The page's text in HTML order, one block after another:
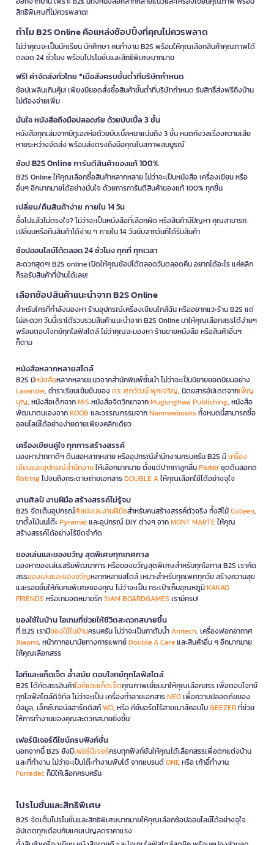
สิทธิพิเศษที่ไม่ควรพลาด!
ทำไม B2S Online คือแหล่งช้อปปิ้งที่คุณไม่ควรพลาด
ไม่ว่าคุณจะเป็นนักเรียน นักศึกษา คนทำงาน B2S พร้อมให้คุณเลือกสินค้าคุณภาพได้
ตลอด 24 ชั่วโมง พร้อมโปรโมชั่นและสิทธิพิเศษมากมาย
ฟรี! ค่าจัดส่งทั่วไทย *เมื่อสั่งครบขั้นต่ำที่บริษัทกำหนด
ช้อปเพลินเกินคุ้ม! เพียงมียอดสั่งซื้อสินค้าขั้นต่ำที่บริษัทกำหนด รับสิทธิ์ส่งฟรีถึงบ้าน
ไม่ต้องจ่ายเพิ่ม
มั่นใจ หนังสือถึงมือปลอดภัย ด้วยบับเบิ้ล 3 ชั้น
หนังสือทุกเล่มจากบีทูเอสห่อด้วยบับเบิ้ลหนาแน่นถึง 3 ชั้น หมดกังวลเรื่องความเสีย
หายระหว่างจัดส่ง พร้อมส่งตรงถึงมือคุณในสภาพสมบูรณ์
ช้อป B2S Online การันตีสินค้าของแท้ 100%
B2S Online ให้คุณเลือกซื้อสินค้าหลากหลาย ไม่ว่าจะเป็นหนังสือ เครื่องเขียน หรือ
อื่นๆ อีกมากมายได้อย่างมั่นใจ ด้วยการการันตีสินค้าของแท้ 100% ทุกชิ้น
เปลี่ยน/คืนสินค้าง่าย ภายใน 14 วัน
ซื้อไปแล้วไม่ตรงใจ? ไม่ว่าจะเป็นหนังสือที่เลือกผิด หรือสินค้ามีปัญหา คุณสามารถ
เปลี่ยนหรือคืนสินค้าได้ง่าย ๆ ภายใน 14 วันนับจากวันที่ได้รับสินค้า
ช้อปออนไลน์ได้ตลอด 24 ชั่วโมง ทุกที่ ทุกเวลา
สะดวกสุดๆ! B2S online เปิดให้คุณช้อปได้ตลอดวันตลอดคืน อยากได้อะไร แค่คลิก
ก็รอรับสินค้าที่บ้านได้เลย!
เลือกช้อปสินค้าแนะนำจาก B2S Online
สำหรับใครที่กำลังมองหา ร้านอุปกรณ์เครื่องเขียนใกล้ฉัน หรืออยากแวะร้าน B2S แต่
ไม่สะดวก วันนี้เราได้รวบรวมสินค้าแนะนำจาก B2S Online มาให้คุณเลือกสรรได้ง่ายๆ
พร้อมตอบโจทย์ทุกไลฟ์สไตล์ ไม่ว่าคุณจะมองหา ร้านขายหนังสือ หรือสินค้าอื่นๆ
ก็ตาม
หนังสือหลากหลายสไตล์
B2S มีหนังสือหลากหลายแนวจากสำนักพิมพ์ชั้นนำ ไม่ว่าจะเป็นนิยายยอดนิยมอย่าง
Lavender, ตำราเรียนเข้มข้นของดร. ศุภวัฒน์ พุกเจริญ, นิตยสารอัปเดตจากเพ็ญ
บุญ, หนังสือเด็กจากMIS หนังสือจิตวิทยาจากMugunghwa Publishing, หนังสือ
พัฒนาตนเองจากKOOB และวรรณกรรมจากNanmeebooks ทั้งหมดนี้สามารถซื้อ
ออนไลน์ได้อย่างง่ายดายเพียงคลิกเดียว
เครื่องเขียนคู่ใจ ทุกการสร้างสรรค์
มองหาปากกาดีๆ ดินสอหลากหลาย หรืออุปกรณ์สำนักงานครบครัน B2S มีเครื่อง
เขียนและอุปกรณ์สำนักงานให้เลือกมากมาย ตั้งแต่ปากกาลูกลื่นParkerชุดดินสอกด
Rotringไปจนถึงกระดาษถ่ายเอกสารDOUBLE Aให้คุณเลือกใช้ได้อย่างจุใจ
งานศิลป์ งานฝีมือ สร้างสรรค์ไม่รู้จบ
B2S จัดเต็มอุปกรณ์ศิลปะและงานฝีมือสำหรับคนสร้างสรรค์ตัวจริง ทั้งสีไม้Colleen,
ขาตั้งไม้บนโต๊ะPyramidและอุปกรณ์ DIY ต่างๆ จากMONT MARTEให้คุณ
สร้างสรรค์ได้อย่างไร้ขีดจำกัด
ของเล่นและของขวัญ สุดพิเศษทุกเทศกาล
มองหาของเล่นเสริมพัฒนาการ หรือของขวัญสุดพิเศษสำหรับทุกโอกาส B2S เราคัด
สรรของเล่นและของขวัญหลากหลายสไตล์ เหมาะสำหรับทุกเพศทุกวัย สร้างความสุข
และรอยยิ้มให้กับคนพิเศษของคุณ ไม่ว่าจะเป็น กระเป๋าเก็บอุณหภูมิKAKAO
FRIENDS หรือเกมจดหมายรักSIAM BOARDGAMES เรามีครบ!
ของใช้ในบ้าน ไอเทมที่ช่วยให้ชีวิตสะดวกสบายขึ้น
ที่ B2S เรามีของใช้ในบ้านครบครัน ไม่ว่าจะเป็นกาต้มน้ำAnitech, เครื่องฟอกอากาศ
Xiaomi, หน้ากากอนามัยทางการแพทย์Double A Careและสินค้าอื่น ๆ อีกมากมาย
ให้คุณเลือกสรร
ไอทีและแก็ดเจ็ต ล้ำสมัย ตอบโจทย์ทุกไลฟ์สไตล์
B2S ได้คัดสรรสินค้าไอทีและแก็ดเจ็ตคุณภาพเยี่ยมมาให้คุณเลือกสรร เพื่อตอบโจทย์
ทุกไลฟ์สไตล์ดิจิทัล ไม่ว่าจะเป็น เครื่องทำลายเอกสารNEOเพื่อความปลอดภัยของ
ข้อมูล, เอ็กซ์เทอนัลฮาร์ดดิสก์WD, หรือ คีย์บอร์ดไร้สายเมาส์คอมโบGEEZERที่ช่วย
ให้การทำงานของคุณสะดวกสบายยิ่งขึ้น
เฟอร์นิเจอร์ดีไซน์ครบฟังก์ชั่น
นอกจากนี้ B2S ยังมีเฟอร์นิเจอร์ครบทุกฟังก์ชันให้คุณได้เลือกสรรเพื่อตกแต่งบ้าน
และที่ทำงาน ไม่ว่าจะเป็นโต๊ะทำงานพับได้ จากแบรนด์ONEหรือ เก้าอี้ทำงาน
Furradecก็มีให้เลือกครบครัน
โปรโมชั่นและสิทธิพิเศษ
B2S จัดเต็มโปรโมชั่นและสิทธิพิเศษมากมายให้คุณเลือกช้อปออนไลน์ได้อย่างจุใจ
อัปเดตทุกเดือนกับแคมเปญลดราคาแรง